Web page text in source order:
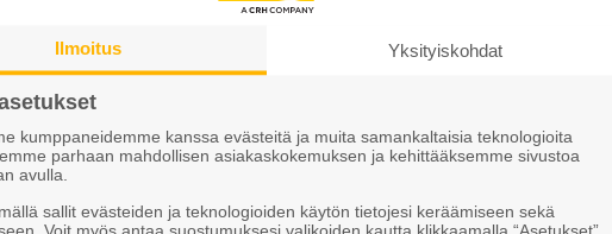
Ilmoitus Yksityiskohdat
kumppaneidemme kanssa evästeitä ja muita samankaltaisia teknologioita
parhaan mahdollisen asiakaskokemuksen ja kehittääksemme sivustoa
avulla.
sallit evästeiden ja teknologioiden käytön tietojesi keräämiseen sekä
Voit myös antaa suostumuksesi valikoiden kautta klikkaamalla “Asetukset”